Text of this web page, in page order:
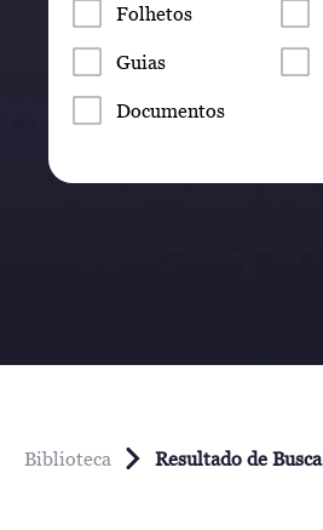
Folhetos
Guias
Documentos
Biblioteca Resultado de Busca